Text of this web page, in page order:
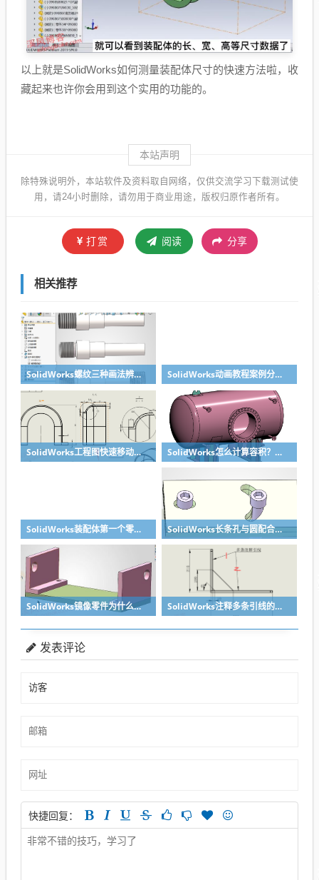
以上就是SolidWorks如何测量装配体尺寸的快速方法啦，收
藏起来也许你会用到这个实用的功能的。
本站声明
除特殊说明外，本站软件及资料取自网络，仅供交流学习下载测试使
用，请24小时删除，请勿用于商业用途，版权归原作者所有。
打赏 阅读 分享
相关推荐
SolidWorks螺纹三种画法辨析异同：装饰螺纹线、螺柱向导、螺纹特征 SolidWorks动画教程案例分享之圆管分料动画，重力自然滑落
SolidWorks工程图快速移动视图位置技巧，溪风实战分享 SolidWorks怎么计算容积？容器的体积？
SolidWorks装配体第一个零件怎么固定到中心原点？90%的人一开始就做错了 SolidWorks长条孔与圆配合，槽口与圆配合超快方法
SolidWorks镜像零件为什么不对称？镜像命令使用详解 SolidWorks注释多条引线的方法步骤
发表评论
快捷回复：